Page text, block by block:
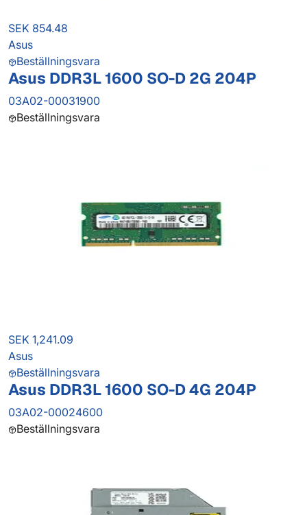
SEK 854.48
Asus
Beställningsvara
Asus DDR3L 1600 SO-D 2G 204P
03A02-00031900
Beställningsvara
SEK 1,241.09
Asus
Beställningsvara
Asus DDR3L 1600 SO-D 4G 204P
03A02-00024600
Beställningsvara